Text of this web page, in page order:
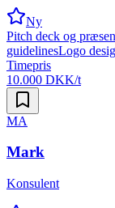
Ny
Pitch deck og
guidelinesLogo
Timepris
10.000 DKK/t
MA
Mark
Konsulent